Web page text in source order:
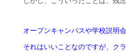
オープンキャンパスや学校説明
それはいいことなのですが、ク